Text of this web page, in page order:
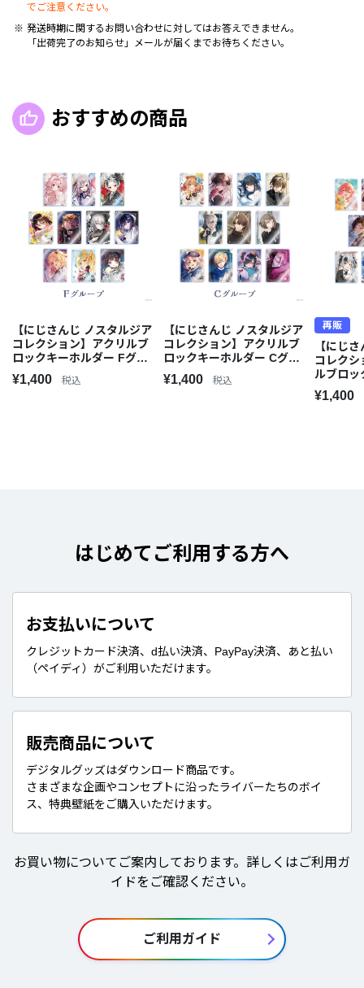
でご注意ください。
発送時期に関するお問い合わせに対してはお答えできません。
「出荷完了のお知らせ」メールが届くまでお待ちください。
おすすめの商品
【にじさんじ ノスタルジア
コレクション】アクリルブ
ロックキーホルダー Fグル
ープ
¥1,400 税込
【にじさんじ ノスタルジア
コレクション】アクリルブ
ロックキーホルダー Cグル
ープ
¥1,400 税込
再販
【にじ
コレクシ
ルブロッ
グループ
¥1,400
はじめてご利用する方へ
お支払いについて
クレジットカード決済、d払い決済、PayPay決済、あと払い
（ペイディ）がご利用いただけます。
販売商品について
デジタルグッズはダウンロード商品です。
さまざまな企画やコンセプトに沿ったライバーたちのボイ
ス、特典壁紙をご購入いただけます。
お買い物についてご案内しております。詳しくはご利用ガ
イドをご確認ください。
ご利用ガイド